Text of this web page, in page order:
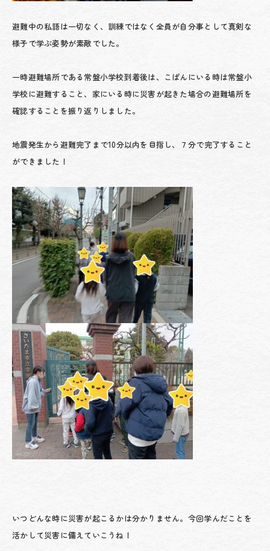
避難中の私語は一切なく、訓練ではなく全員が自分事として真剣な
様子で学ぶ姿勢が素敵でした。
一時避難場所である常盤小学校到着後は、こぱんにいる時は常盤小
学校に避難すること、家にいる時に災害が起きた場合の避難場所を
確認することを振り返りしました。
地震発生から避難完了まで10分以内を目指し、７分で完了すること
ができました！
いつどんな時に災害が起こるかは分かりません。今回学んだことを
活かして災害に備えていこうね！